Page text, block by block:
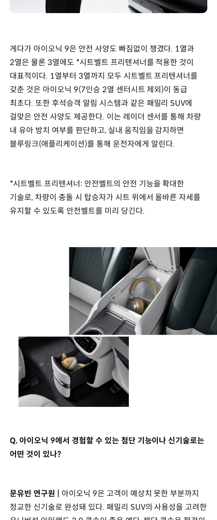
게다가 아이오닉 9은 안전 사양도 빠짐없이 챙겼다. 1열과
2열은 물론 3열에도 *시트벨트 프리텐셔너를 적용한 것이
대표적이다. 1열부터 3열까지 모두 시트벨트 프리텐셔너를
갖춘 것은 아이오닉 9(7인승 2열 센터시트 제외)이 동급
최초다. 또한 후석승객 알림 시스템과 같은 패밀리 SUV에
걸맞은 안전 사양도 제공한다. 이는 레이더 센서를 통해 차량
내 유아 방치 여부를 판단하고, 실내 움직임을 감지하면
블루링크(애플리케이션)를 통해 운전자에게 알린다.
*시트벨트 프리텐셔너: 안전벨트의 안전 기능을 확대한
기술로, 차량이 충돌 시 탑승자가 시트 위에서 올바른 자세를
유지할 수 있도록 안전벨트를 미리 당긴다.
Q. 아이오닉 9에서 경험할 수 있는 첨단 기능이나 신기술로는
어떤 것이 있나?
문유빈 연구원 | 아이오닉 9은 고객이 예상치 못한 부분까지
정교한 신기술로 완성돼 있다. 패밀리 SUV의 사용성을 고려한